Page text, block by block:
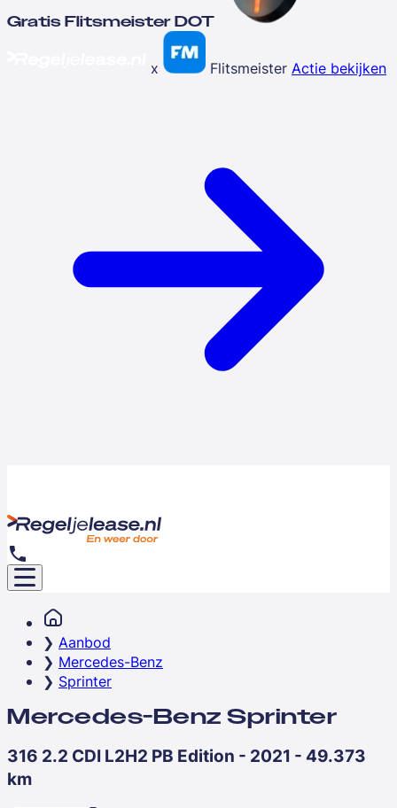
Gratis Flitsmeister DOT
x Flitsmeister Actie bekijken
Aanbod
Mercedes-Benz
Sprinter
Mercedes-Benz Sprinter
316 2.2 CDI L2H2 PB Edition - 2021 - 49.373
km